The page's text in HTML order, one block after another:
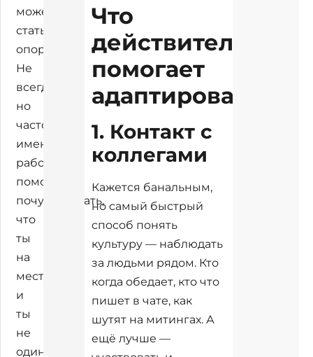
может
стать
опорой.
Не
всегда,
но
часто
именно
работа
помогает
почувствовать,
что
ты
на
месте
и
ты
не
один/
Что
действительно
помогает
адаптироваться
1. Контакт с
коллегами
Кажется банальным,
но самый быстрый
способ понять
культуру — наблюдать
за людьми рядом. Кто
когда обедает, кто что
пишет в чате, как
шутят на митингах. А
ещё лучше —